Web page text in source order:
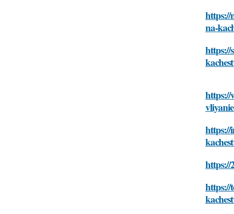
https://
na-
https://
https://
https://
https://
https://